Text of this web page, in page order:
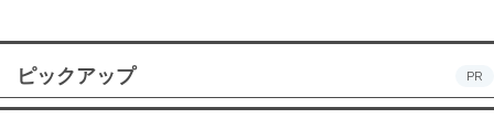
ピックアップ PR